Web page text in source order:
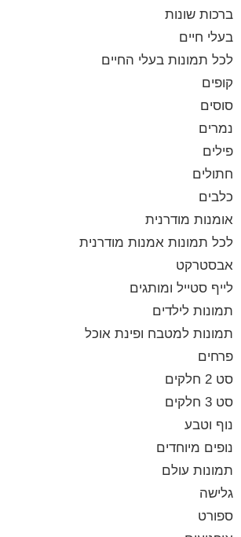
ברכות שונות
בעלי חיים
לכל תמונות בעלי החיים
קופים
סוסים
נמרים
פילים
חתולים
כלבים
אומנות מודרנית
לכל תמונות אמנות מודרנית
אבסטרקט
לייף סטייל ומותגים
תמונות לילדים
תמונות למטבח ופינת אוכל
פרחים
סט 2 חלקים
סט 3 חלקים
נוף וטבע
נופים מיוחדים
תמונות עולם
גלישה
ספורט